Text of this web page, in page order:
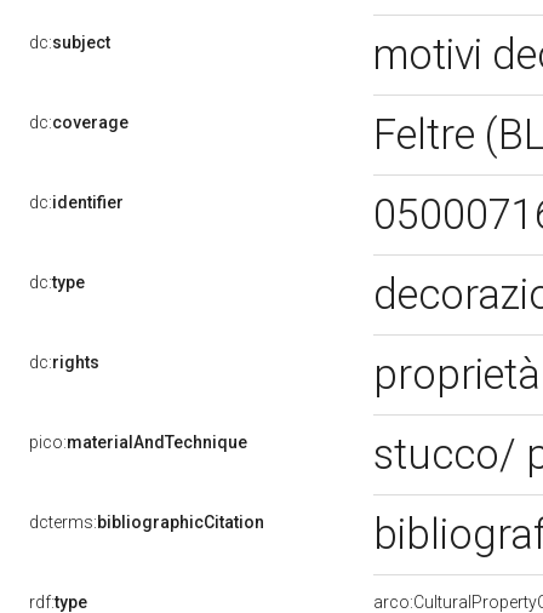
dc:subject motivi
dc:coverage Feltre
dc:identifier
dc:type
dc:rights
pico:materialAndTechnique stucco/
dcterms:bibliographicCitation
rdf:type